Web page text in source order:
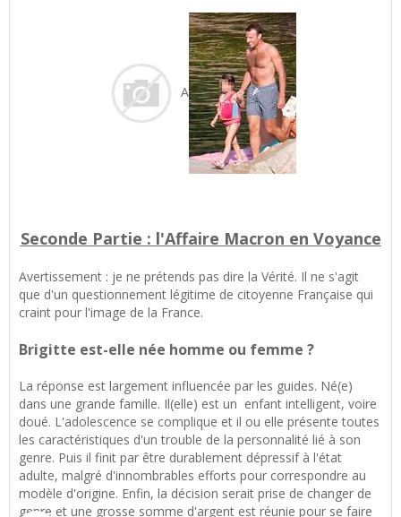
A
Seconde Partie : l'Affaire Macron en Voyance
Avertissement : je ne prétends pas dire la Vérité. Il ne s'agit
que d'un questionnement légitime de citoyenne Française qui
craint pour l'image de la France.
Brigitte est-elle née homme ou femme ?
La réponse est largement influencée par les guides. Né(e)
dans une grande famille. Il(elle) est un enfant intelligent, voire
doué. L'adolescence se complique et il ou elle présente toutes
les caractéristiques d'un trouble de la personnalité lié à son
genre. Puis il finit par être durablement dépressif à l'état
adulte, malgré d'innombrables efforts pour correspondre au
modèle d'origine. Enfin, la décision serait prise de changer de
genre et une grosse somme d'argent est réunie pour se faire